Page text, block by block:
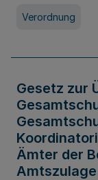
Verordnung
Gesetz zur
Ämter der
Amtszulage